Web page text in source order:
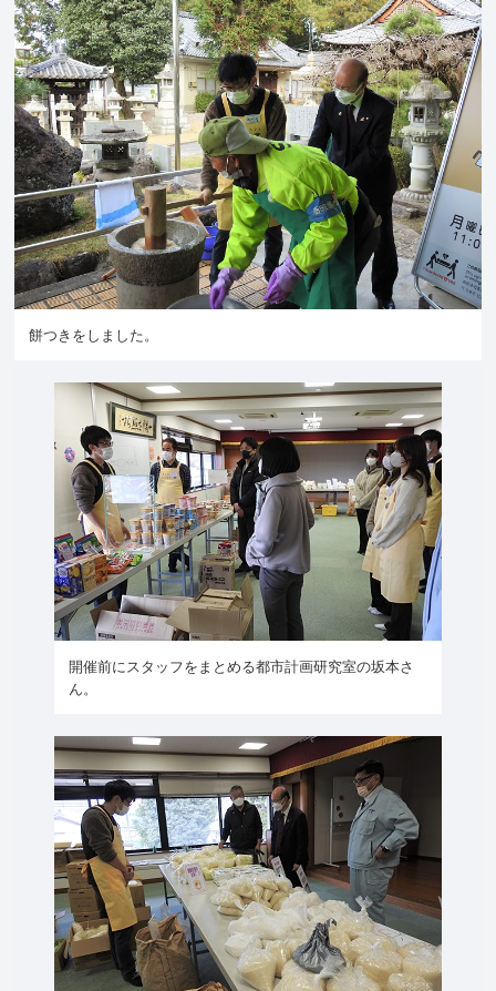
餅つきをしました。
開催前にスタッフをまとめる都市計画研究室の坂本さ
ん。